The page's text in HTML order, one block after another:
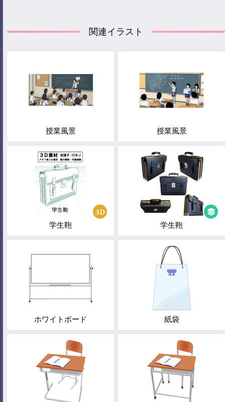
関連イラスト
授業風景 授業風景
3D
学生鞄 学生鞄
ホワイトボード 紙袋